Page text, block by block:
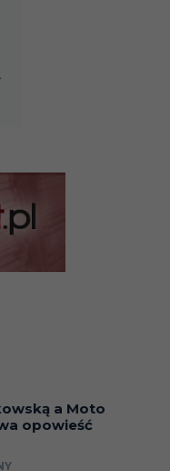
a Moto
opowieść